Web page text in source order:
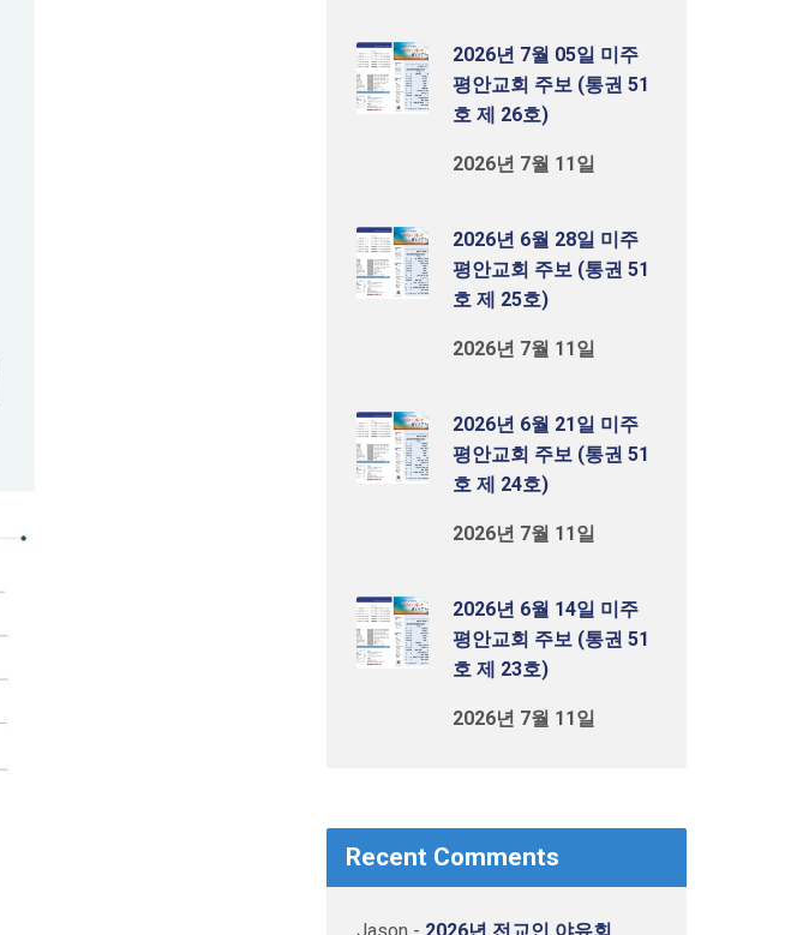
2026년 7월 05일 미주
평안교회 주보 (통권 51
호 제 26호)
2026년 7월 11일
2026년 6월 28일 미주
평안교회 주보 (통권 51
호 제 25호)
2026년 7월 11일
2026년 6월 21일 미주
평안교회 주보 (통권 51
호 제 24호)
2026년 7월 11일
2026년 6월 14일 미주
평안교회 주보 (통권 51
호 제 23호)
2026년 7월 11일
Recent Comments